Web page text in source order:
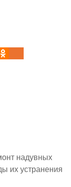
надувных
их устранения